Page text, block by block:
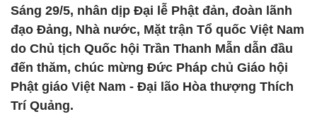
Sáng 29/5, nhân dịp Đại lễ Phật đản, đoàn lãnh
đạo Đảng, Nhà nước, Mặt trận Tổ quốc Việt Nam
do Chủ tịch Quốc hội Trần Thanh Mẫn dẫn đầu
đến thăm, chúc mừng Đức Pháp chủ Giáo hội
Phật giáo Việt Nam - Đại lão Hòa thượng Thích
Trí Quảng.